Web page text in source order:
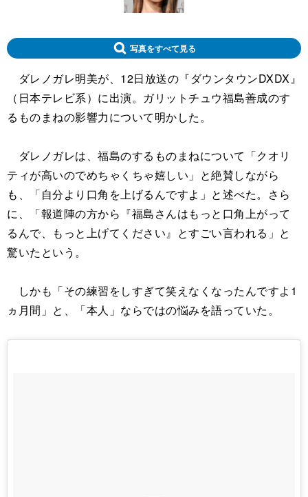
写真をすべて見る
ダレノガレ明美が、12日放送の『ダウンタウンDXDX』
（日本テレビ系）に出演。ガリットチュウ福島善成のす
るものまねの影響力について明かした。
ダレノガレは、福島のするものまねについて「クオリ
ティが高いのでめちゃくちゃ嬉しい」と絶賛しながら
も、「自分より口角を上げるんですよ」と述べた。さら
に、「報道陣の方から『福島さんはもっと口角上がって
るんで、もっと上げてください』とすごい言われる」と
驚いたという。
しかも「その練習をしすぎて笑えなくなったんですよ1
ヵ月間」と、「本人」ならではの悩みを語っていた。